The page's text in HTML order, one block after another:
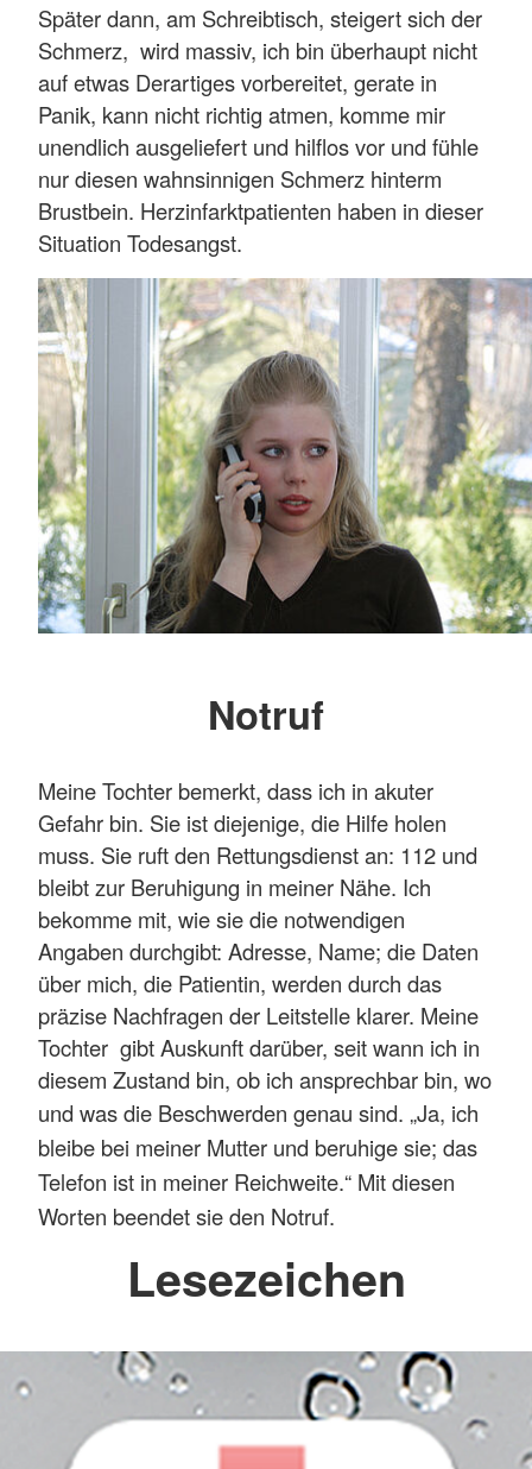
Später dann, am Schreibtisch, steigert sich der
Schmerz, wird massiv, ich bin überhaupt nicht
auf etwas Derartiges vorbereitet, gerate in
Panik, kann nicht richtig atmen, komme mir
unendlich ausgeliefert und hilflos vor und fühle
nur diesen wahnsinnigen Schmerz hinterm
Brustbein. Herzinfarktpatienten haben in dieser
Situation Todesangst.
Notruf
Meine Tochter bemerkt, dass ich in akuter
Gefahr bin. Sie ist diejenige, die Hilfe holen
muss. Sie ruft den Rettungsdienst an: 112 und
bleibt zur Beruhigung in meiner Nähe. Ich
bekomme mit, wie sie die notwendigen
Angaben durchgibt: Adresse, Name; die Daten
über mich, die Patientin, werden durch das
präzise Nachfragen der Leitstelle klarer. Meine
Tochter gibt Auskunft darüber, seit wann ich in
diesem Zustand bin, ob ich ansprechbar bin, wo
und was die Beschwerden genau sind. „Ja, ich
bleibe bei meiner Mutter und beruhige sie; das
Telefon ist in meiner Reichweite.“ Mit diesen
Worten beendet sie den Notruf.
Lesezeichen